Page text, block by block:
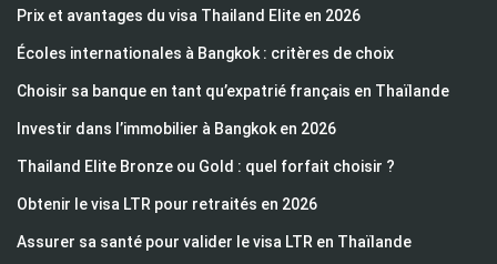
Prix et avantages du visa Thailand Elite en 2026
Écoles internationales à Bangkok : critères de choix
Choisir sa banque en tant qu’expatrié français en Thaïlande
Investir dans l’immobilier à Bangkok en 2026
Thailand Elite Bronze ou Gold : quel forfait choisir ?
Obtenir le visa LTR pour retraités en 2026
Assurer sa santé pour valider le visa LTR en Thaïlande